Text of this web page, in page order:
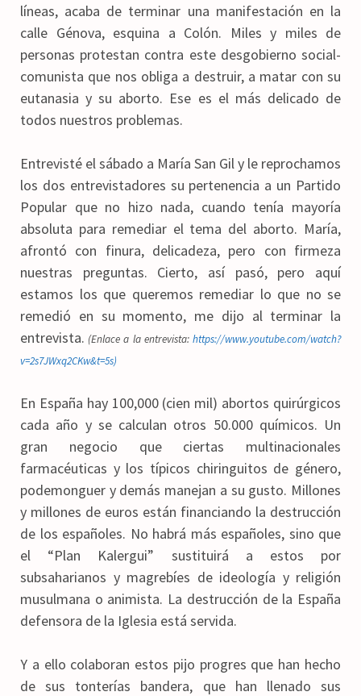
líneas, acaba de terminar una manifestación en la
calle Génova, esquina a Colón. Miles y miles de
personas protestan contra este desgobierno social-
comunista que nos obliga a destruir, a matar con su
eutanasia y su aborto. Ese es el más delicado de
todos nuestros problemas.
Entrevisté el sábado a María San Gil y le reprochamos
los dos entrevistadores su pertenencia a un Partido
Popular que no hizo nada, cuando tenía mayoría
absoluta para remediar el tema del aborto. María,
afrontó con finura, delicadeza, pero con firmeza
nuestras preguntas. Cierto, así pasó, pero aquí
estamos los que queremos remediar lo que no se
remedió en su momento, me dijo al terminar la
entrevista. (Enlace a la entrevista: https://www.youtube.com/watch?
v=2s7JWxq2CKw&t=5s)
En España hay 100,000 (cien mil) abortos quirúrgicos
cada año y se calculan otros 50.000 químicos. Un
gran negocio que ciertas multinacionales
farmacéuticas y los típicos chiringuitos de género,
podemonguer y demás manejan a su gusto. Millones
y millones de euros están financiando la destrucción
de los españoles. No habrá más españoles, sino que
el “Plan Kalergui” sustituirá a estos por
subsaharianos y magrebíes de ideología y religión
musulmana o animista. La destrucción de la España
defensora de la Iglesia está servida.
Y a ello colaboran estos pijo progres que han hecho
de sus tonterías bandera, que han llenado sus